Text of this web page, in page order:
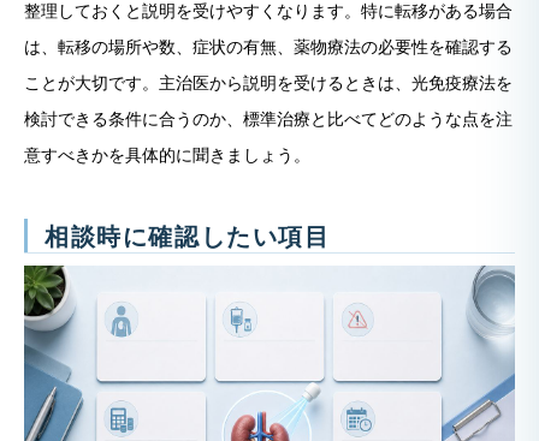
整理しておくと説明を受けやすくなります。特に転移がある場合
は、転移の場所や数、症状の有無、薬物療法の必要性を確認する
ことが大切です。主治医から説明を受けるときは、光免疫療法を
検討できる条件に合うのか、標準治療と比べてどのような点を注
意すべきかを具体的に聞きましょう。
相談時に確認したい項目